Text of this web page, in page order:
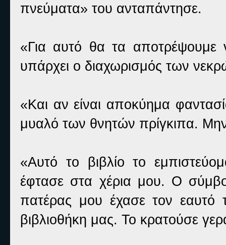
πνεύματα» του ανταπάντησε.
«Για αυτό θα τα αποτρέψουμε
υπάρχει ο διαχωρισμός των
«Και αν είναι αποκύημα
μυαλό των θνητών πρίγκιπα. Μην
«Αυτό το βιβλίο το
έφτασε στα χέρια μου. Ο
πατέρας μου έχασε τον
βιβλιοθήκη μας. Το κρατούσε